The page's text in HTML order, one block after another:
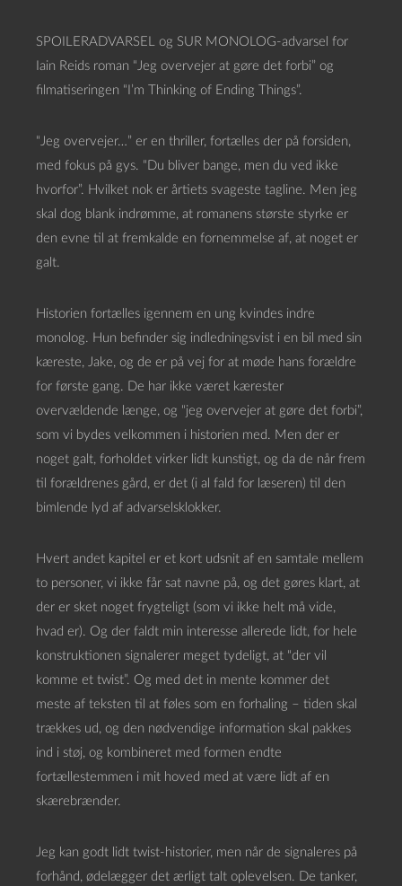
SPOILERADVARSEL og SUR MONOLOG-advarsel for
Iain Reids roman “Jeg overvejer at gøre det forbi” og
filmatiseringen “I’m Thinking of Ending Things”.
“Jeg overvejer…” er en thriller, fortælles der på forsiden,
med fokus på gys. “Du bliver bange, men du ved ikke
hvorfor”. Hvilket nok er årtiets svageste tagline. Men jeg
skal dog blank indrømme, at romanens største styrke er
den evne til at fremkalde en fornemmelse af, at noget er
galt.
Historien fortælles igennem en ung kvindes indre
monolog. Hun befinder sig indledningsvist i en bil med sin
kæreste, Jake, og de er på vej for at møde hans forældre
for første gang. De har ikke været kærester
overvældende længe, og “jeg overvejer at gøre det forbi”,
som vi bydes velkommen i historien med. Men der er
noget galt, forholdet virker lidt kunstigt, og da de når frem
til forældrenes gård, er det (i al fald for læseren) til den
bimlende lyd af advarselsklokker.
Hvert andet kapitel er et kort udsnit af en samtale mellem
to personer, vi ikke får sat navne på, og det gøres klart, at
der er sket noget frygteligt (som vi ikke helt må vide,
hvad er). Og der faldt min interesse allerede lidt, for hele
konstruktionen signalerer meget tydeligt, at “der vil
komme et twist”. Og med det in mente kommer det
meste af teksten til at føles som en forhaling – tiden skal
trækkes ud, og den nødvendige information skal pakkes
ind i støj, og kombineret med formen endte
fortællestemmen i mit hoved med at være lidt af en
skærebrænder.
Jeg kan godt lidt twist-historier, men når de signaleres på
forhånd, ødelægger det ærligt talt oplevelsen. De tanker,